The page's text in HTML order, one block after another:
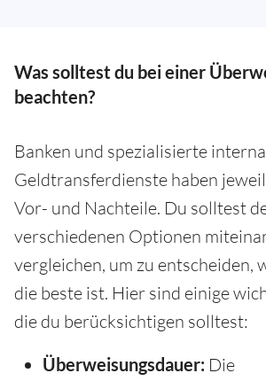
Was solltest du bei einer
beachten?
Banken und spezialisierte
Geldtransferdienste haben
Vor- und Nachteile. Du solltest
verschiedenen Optionen
vergleichen, um zu entscheiden,
die beste ist. Hier sind einige
die du berücksichtigen solltest:
Überweisungsdauer: Die